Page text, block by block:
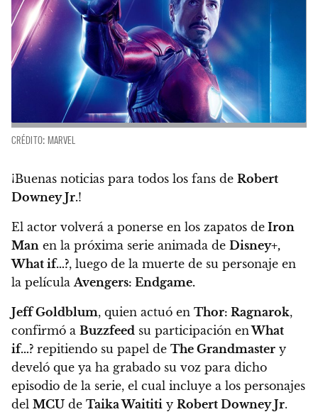
CRÉDITO: MARVEL
¡Buenas noticias para todos los fans de Robert
Downey Jr.!
El actor volverá a ponerse en los zapatos de Iron
Man en la próxima serie animada de Disney+,
What if…?, luego de la muerte de su personaje en
la película Avengers: Endgame.
Jeff Goldblum, quien actuó en Thor: Ragnarok,
confirmó a Buzzfeed su participación enWhat
if…? repitiendo su papel de The Grandmaster y
develó que ya ha grabado su voz para dicho
episodio de la serie, el cual incluye a los personajes
del MCU de Taika Waititi y Robert Downey Jr.